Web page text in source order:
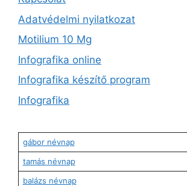
Adatvédelmi nyilatkozat
Motilium 10 Mg
Infografika online
Infografika készítő program
Infografika
gábor névnap
tamás névnap
balázs névnap